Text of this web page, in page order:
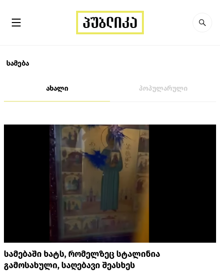
სამება
ახალი პოპულარული
სამებაში ხატს, რომელზეც სტალინია
გამოსახული, საღებავი შეასხეს